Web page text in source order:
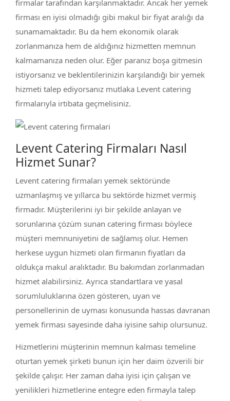
firmalar tarafından karşılanmaktadır. Ancak her yemek
firması en iyisi olmadığı gibi makul bir fiyat aralığı da
sunamamaktadır. Bu da hem ekonomik olarak
zorlanmanıza hem de aldığınız hizmetten memnun
kalmamanıza neden olur. Eğer paranız boşa gitmesin
istiyorsanız ve beklentilerinizin karşılandığı bir yemek
hizmeti talep ediyorsanız mutlaka Levent catering
firmalarıyla irtibata geçmelisiniz.
Levent Catering Firmaları Nasıl
Hizmet Sunar?
Levent catering firmaları yemek sektöründe
uzmanlaşmış ve yıllarca bu sektörde hizmet vermiş
firmadır. Müşterilerini iyi bir şekilde anlayan ve
sorunlarına çözüm sunan catering firması böylece
müşteri memnuniyetini de sağlamış olur. Hemen
herkese uygun hizmeti olan firmanın fiyatları da
oldukça makul aralıktadır. Bu bakımdan zorlanmadan
hizmet alabilirsiniz. Ayrıca standartlara ve yasal
sorumluluklarına özen gösteren, uyan ve
personellerinin de uyması konusunda hassas davranan
yemek firması sayesinde daha iyisine sahip olursunuz.
Hizmetlerini müşterinin memnun kalması temeline
oturtan yemek şirketi bunun için her daim özverili bir
şekilde çalışır. Her zaman daha iyisi için çalışan ve
yenilikleri hizmetlerine entegre eden firmayla talep